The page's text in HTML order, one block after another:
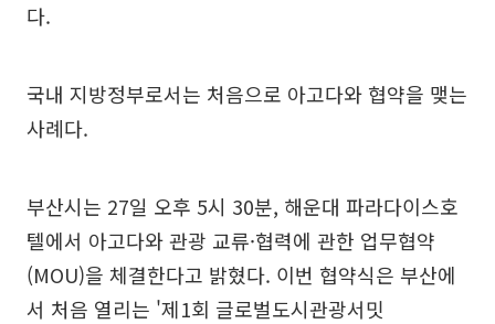
다.
국내 지방정부로서는 처음으로 아고다와 협약을 맺는
사례다.
부산시는 27일 오후 5시 30분, 해운대 파라다이스호
텔에서 아고다와 관광 교류·협력에 관한 업무협약
(MOU)을 체결한다고 밝혔다. 이번 협약식은 부산에
서 처음 열리는 '제1회 글로벌도시관광서밋